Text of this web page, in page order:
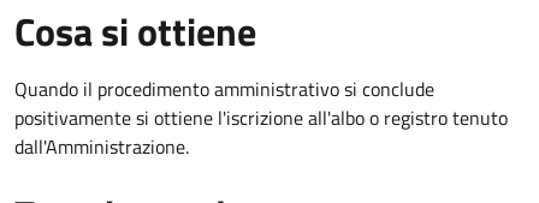
Cosa si ottiene
Quando il procedimento amministrativo si conclude
positivamente si ottiene l'iscrizione all'albo o registro tenuto
dall'Amministrazione.